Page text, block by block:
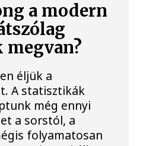
a modern
éljük a
A statisztikák
még ennyi
a sorstól, a
folyamatosan